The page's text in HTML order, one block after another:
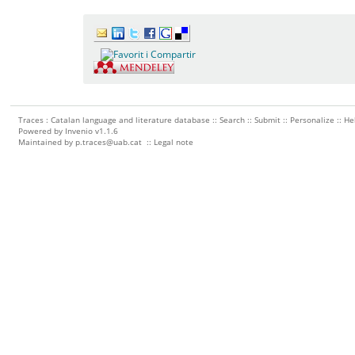
Traces : Catalan language and literature database ::Search ::Submit :: Personalize ::
Powered by Invenio v1.1.6
Maintained by p.traces@uab.cat :: Legal note